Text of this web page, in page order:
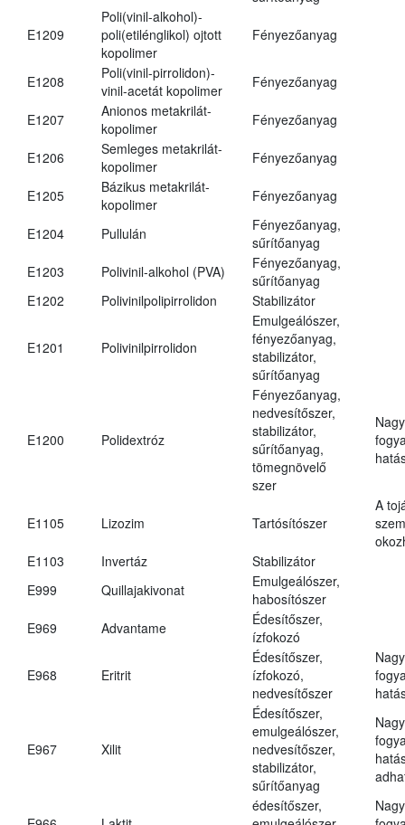
E1209
Poli(vinil-alkohol)-
poli(etilénglikol) ojtott
kopolimer
Fényezőanyag
E1208
Poli(vinil-pirrolidon)-
vinil-acetát kopolimer
Fényezőanyag
E1207
Anionos metakrilát-
kopolimer
Fényezőanyag
E1206
Semleges metakrilát-
kopolimer
Fényezőanyag
E1205
Bázikus metakrilát-
kopolimer
Fényezőanyag
E1204 Pullulán
Fényezőanyag,
sűrítőanyag
E1203
Polivinil-alkohol (PVA)
Fényezőanyag,
sűrítőanyag
E1202
Polivinilpolipirrolidon Stabilizátor
E1201 Polivinilpirrolidon
Emulgeálószer,
fényezőanyag,
stabilizátor,
sűrítőanyag
E1200 Polidextróz
Fényezőanyag,
nedvesítőszer,
stabilizátor,
sűrítőanyag,
tömegnövelő
szer
E1105 Lizozim Tartósítószer
A
E1103
Invertáz
Stabilizátor
E999
Quillajakivonat
Emulgeálószer,
habosítószer
E969
Advantame
Édesítőszer,
ízfokozó
E968 Eritrit
Édesítőszer,
ízfokozó,
nedvesítőszer
E967 Xilit
Édesítőszer,
emulgeálószer,
nedvesítőszer,
stabilizátor,
sűrítőanyag
édesítőszer,